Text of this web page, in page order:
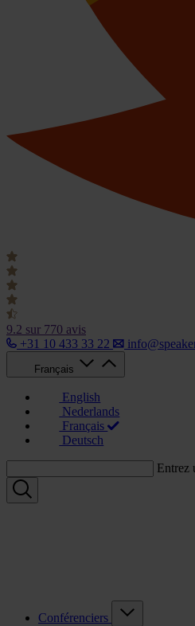
9.2 sur 770 avis
+31 10 433 33 22
Français
English
Nederlands
Français
Deutsch
Entrez
Conférenciers